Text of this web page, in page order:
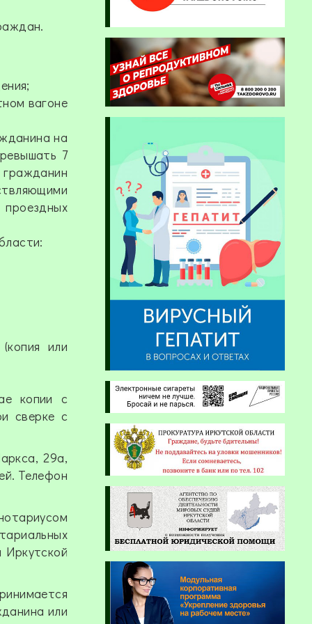
вагоне
на
7
или
копии с
сверке с
29а,
Телефон
или